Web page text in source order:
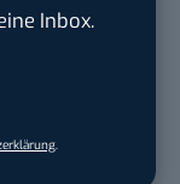
Inbox.
Entweder